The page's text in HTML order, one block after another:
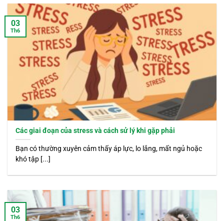
Các giai đoạn của stress và cách sử lý khi gặp phải
Bạn có thường xuyên cảm thấy áp lực, lo lắng, mất ngủ hoặc
khó tập [...]
03
Th6
03
Th6